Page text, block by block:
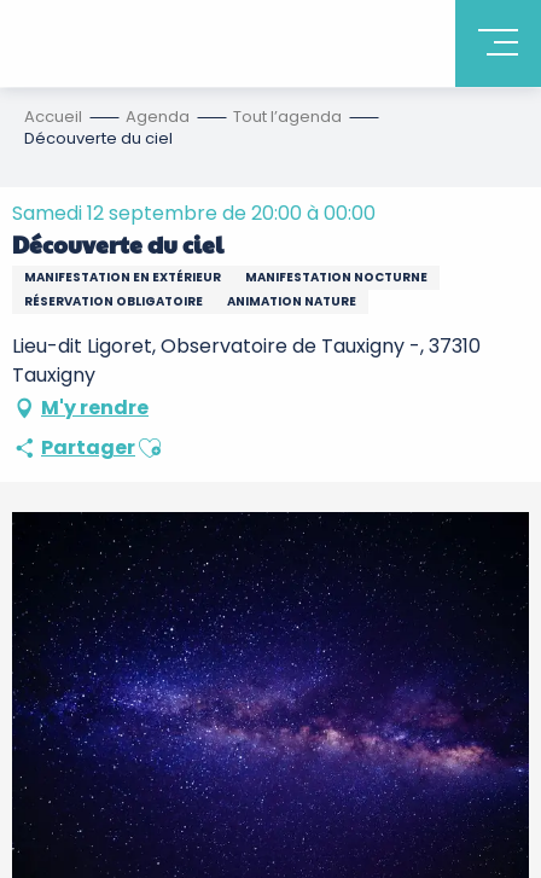
Accueil Agenda
Tout l’agenda
Découverte du ciel
Samedi 12 septembre de 20:00 à 00:00
Découverte du ciel
MANIFESTATION EN EXTÉRIEUR
MANIFESTATION NOCTURNE
RÉSERVATION OBLIGATOIRE
ANIMATION NATURE
Lieu-dit Ligoret, Observatoire de Tauxigny -, 37310
Tauxigny
M'y rendre
PartagerAjouter aux favoris